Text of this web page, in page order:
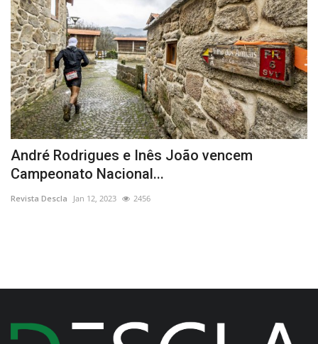
André Rodrigues e Inês João vencem
Campeonato Nacional...
Revista Descla Jan 12, 2023 2456